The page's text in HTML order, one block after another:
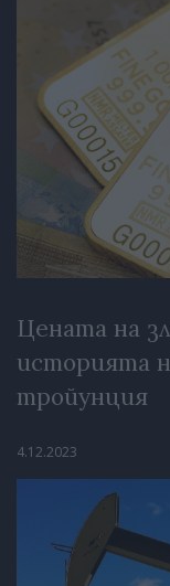
Цената на
историята
тройунция
4.12.2023